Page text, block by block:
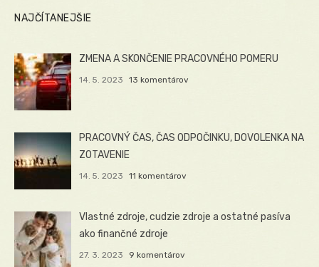
NAJČÍTANEJŠIE
ZMENA A SKONČENIE PRACOVNÉHO POMERU
14. 5. 2023 13 komentárov
PRACOVNÝ ČAS, ČAS ODPOČINKU, DOVOLENKA NA
ZOTAVENIE
14. 5. 2023 11 komentárov
Vlastné zdroje, cudzie zdroje a ostatné pasíva
ako finančné zdroje
27. 3. 2023 9 komentárov